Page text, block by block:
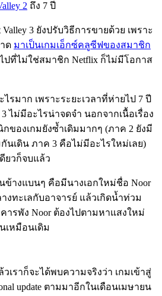
2 ถึง 7 ปี
3 ยังปรับวิธีการขายด้วย เพราะ
ด มาเป็นเกมเอ็กซ์คลูซีฟของสมาชิก
ปที่ไม่ใช่สมาชิก Netflix ก็ไม่มีโอกาส
รมาก เพราะระยะเวลาที่ห่ายไป 7 ปี
ไม่มีอะไรน่าจดจำ นอกจากเนื้อเรื่อง
ของเกมยังซ้ำเดิมมากๆ (ภาค 2 ยังมี
นเดิน ภาค 3 คือไม่มีอะไรใหม่เลย)
ยวก็จบแล้ว
ข้างแบนๆ คือมีนางเอกใหม่ชื่อ Noor
ทะเลกับอาจารย์ แล้วเกิดน้ำท่วม
ารพัง Noor ต้องไปตามหาแสงใหม่
เหมือนเดิม
เราก็จะได้พบความจริงว่า เกมเข้าสู่
update ตามมาอีกในเดือนเมษายน